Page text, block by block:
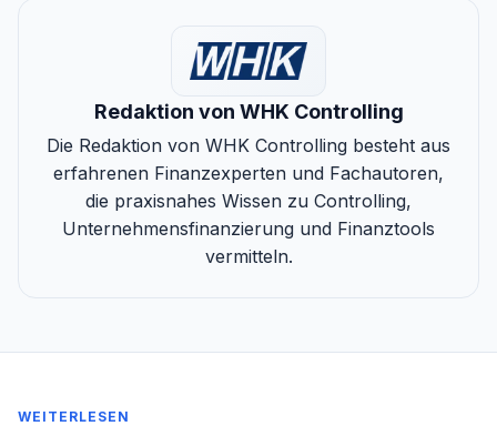
Redaktion von WHK Controlling
Die Redaktion von WHK Controlling besteht aus
erfahrenen Finanzexperten und Fachautoren,
die praxisnahes Wissen zu Controlling,
Unternehmensfinanzierung und Finanztools
vermitteln.
WEITERLESEN